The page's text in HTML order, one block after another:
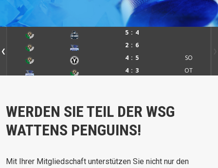
5
4
2
6
4
5
SO
4
3
OT
WERDEN SIE TEIL DER WSG
WATTENS PENGUINS!
Mit Ihrer Mitgliedschaft unterstützen Sie nicht nur den